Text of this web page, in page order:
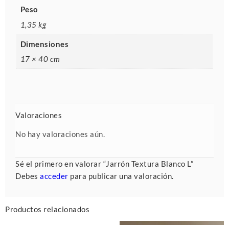
Productos relacionados
Peso
1,35 kg
Dimensiones
17 × 40 cm
Valoraciones
No hay valoraciones aún.
Sé el primero en valorar “Jarrón Textura Blanco L”
Debes acceder para publicar una valoración.